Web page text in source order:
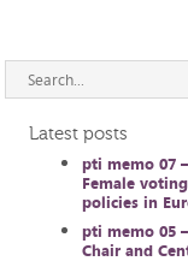
Latest posts
pti memo 07
Female
policies in
pti memo 05
Chair and